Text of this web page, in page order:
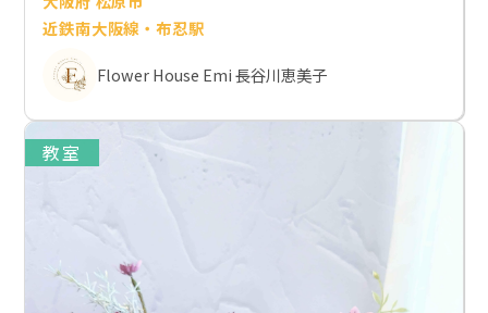
近鉄南大阪線・布忍駅
Flower House Emi 長谷川恵美子
教室